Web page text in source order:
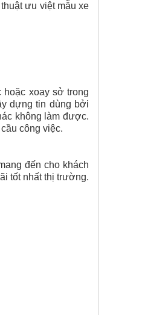
ưu việt mẫu xe
xoay sở trong
dựng tin dùng bởi
không làm được.
công việc.
đến cho khách
tốt nhất thị trường.